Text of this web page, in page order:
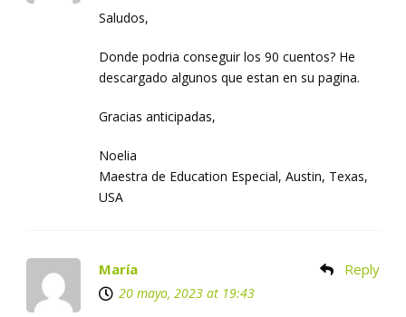
Saludos,
Donde podria conseguir los 90 cuentos? He
descargado algunos que estan en su pagina.
Gracias anticipadas,
Noelia
Maestra de Education Especial, Austin, Texas,
USA
María
20 mayo, 2023 at 19:43
Reply